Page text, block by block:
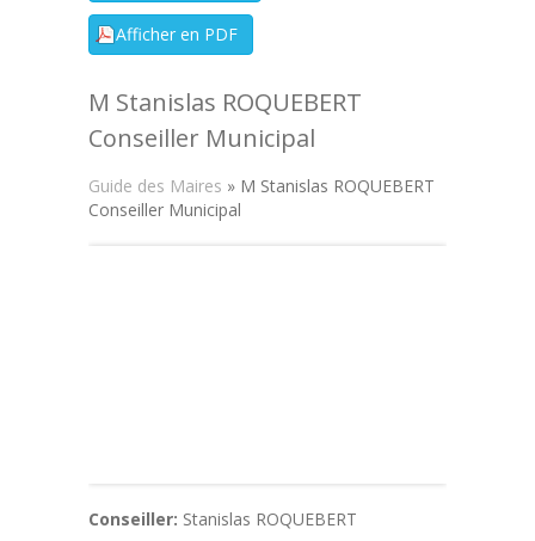
M Stanislas ROQUEBERT
Conseiller Municipal
Guide des Maires » M Stanislas ROQUEBERT
Conseiller Municipal
Conseiller: Stanislas ROQUEBERT